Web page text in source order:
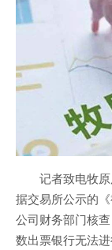
记者致电牧
据交易所公示的
公司财务部门核
数出票银行无法